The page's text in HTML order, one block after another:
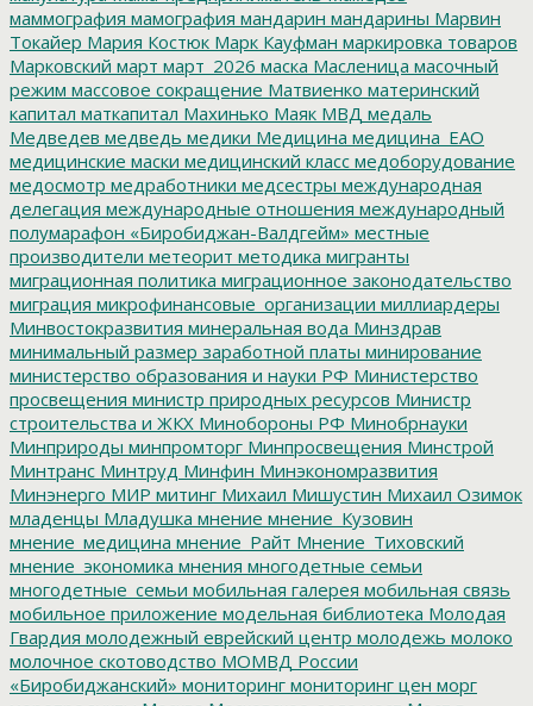
маммография мамография мандарин мандарины Марвин
Токайер Мария Костюк Марк Кауфман маркировка товаров
Марковский март март_2026 маска Масленица масочный
режим массовое сокращение Матвиенко материнский
капитал маткапитал Махинько Маяк МВД медаль
Медведев медведь медики Медицина медицина_ЕАО
медицинские маски медицинский класс медоборудование
медосмотр медработники медсестры международная
делегация международные отношения международный
полумарафон «Биробиджан-Валдгейм» местные
производители метеорит методика мигранты
миграционная политика миграционное законодательство
миграция микрофинансовые_организации миллиардеры
Минвостокразвития минеральная вода Минздрав
минимальный размер заработной платы минирование
министерство образования и науки РФ Министерство
просвещения министр природных ресурсов Министр
строительства и ЖКХ Минобороны РФ Минобрнауки
Минприроды минпромторг Минпросвещения Минстрой
Минтранс Минтруд Минфин Минэкономразвития
Минэнерго МИР митинг Михаил Мишустин Михаил Озимок
младенцы Младушка мнение мнение_Кузовин
мнение_медицина мнение_Райт Мнение_Тиховский
мнение_экономика мнения многодетные семьи
многодетные_семьи мобильная галерея мобильная связь
мобильное приложение модельная библиотека Молодая
Гвардия молодежный еврейский центр молодежь молоко
молочное скотоводство МОМВД России
«Биробиджанский» мониторинг мониторинг цен морг